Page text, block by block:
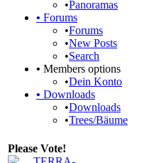
•Panoramas
• Forums
•Forums
•New Posts
•Search
• Members options
•Dein Konto
• Downloads
•Downloads
•Trees/Bäume
Please Vote!